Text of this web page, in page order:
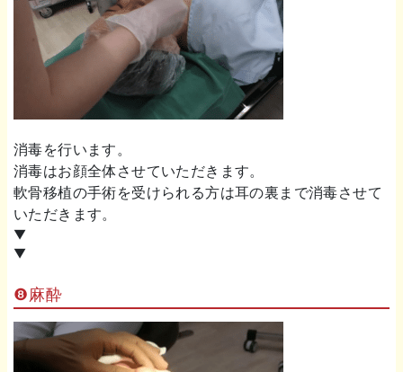
消毒を行います。
消毒はお顔全体させていただきます。
軟骨移植の手術を受けられる方は耳の裏まで消毒させて
いただきます。
▼
▼
❽麻酔